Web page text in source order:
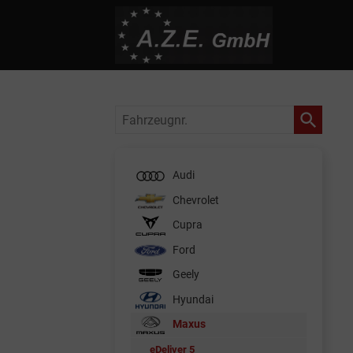
Fahrzeugnr.
Audi
Chevrolet
Cupra
Ford
Geely
Hyundai
Maxus
eDeliver 5